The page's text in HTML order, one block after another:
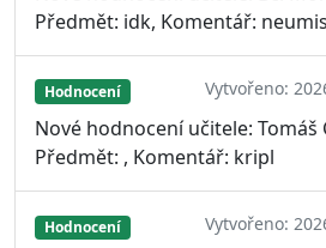
Předmět: idk, Komentář:
Hodnocení Vytvořeno:
Nové hodnocení učitele: Tomáš
Předmět: , Komentář: kripl
Hodnocení Vytvořeno: